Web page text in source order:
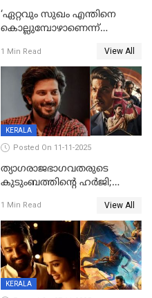
‘ഏറ്റവും സുഖം എന്തിനെ
കൊല്ലുമ്പോഴാണെന്ന്
വില്ലത്തരത്തിന്റെ അങ്ങേയറ്റം;
മമ്മൂട്ടി മാജിക്ക്, കളങ്കാവല്‍
ട്രെയിലര്‍ പുറത്ത്
1 Min Read View All
KERALA
Posted On 11-11-2025
ത്യാഗരാജഭാഗവതരുടെ
കുടുംബത്തിന്റെ ഹര്‍ജി;
ഹൈക്കോടതി നോട്ടീസ്‌
1 Min Read View All
KERALA